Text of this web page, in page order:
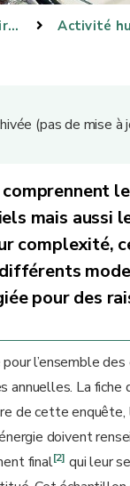
Indicateurs environnementaux Activité
(pas de mise
mais aussi
complexité,
pour des
l’ensemble
La
de cette enquête,
doivent
final[2] qui leur